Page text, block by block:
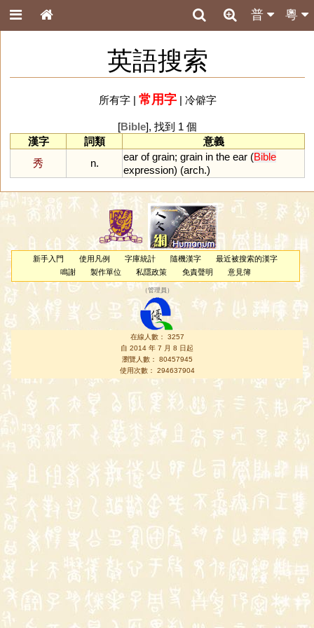
粵
普
英語搜索
所有字| 常用字| 冷僻字
[Bible], 找到 1 個
漢字
詞類
意義
秀
n.
ear of grain; grain in the ear (Bible
expression) (arch.)
新手入門 使用凡例 字庫統計 隨機漢字
最近被搜索的漢字
鳴謝
製作單位 私隱政策 免責聲明 意見簿
（管理員 ）
在線人數： 3257
自 2014 年 7 月 8 日起
瀏覽人數： 80457945
使用次數： 294637904